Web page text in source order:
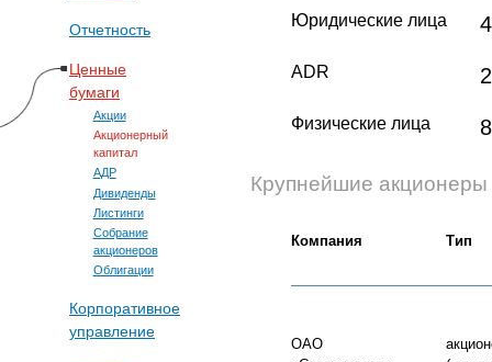
Отчетность
Ценные
бумаги
Акции
Акционерный
капитал
АДР
Дивиденды
Листинги
Собрание
акционеров
Облигации
Корпоративное
управление
Юридические лица
ADR
Физические лица
Крупнейшие акционеры
Компания Тип
ОАО